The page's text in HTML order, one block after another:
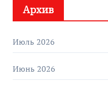
Архив
Июль 2026
Июнь 2026